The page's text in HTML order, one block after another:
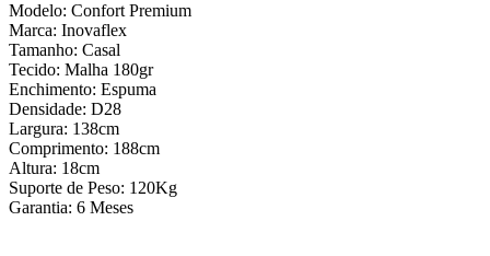
Modelo: Confort Premium
Marca: Inovaflex
Tamanho: Casal
Tecido: Malha 180gr
Enchimento: Espuma
Densidade: D28
Largura: 138cm
Comprimento: 188cm
Altura: 18cm
Suporte de Peso: 120Kg
Garantia: 6 Meses